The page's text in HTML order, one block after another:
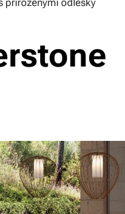
přirozenými odlesky